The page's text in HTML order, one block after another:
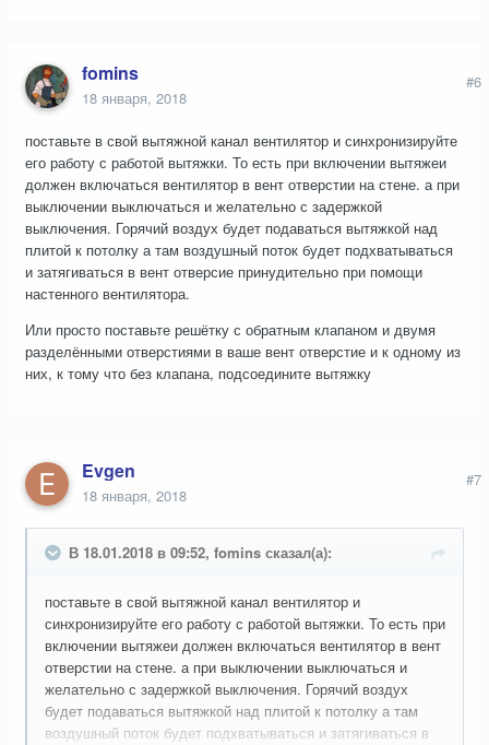
fomins
18 января, 2018
#6
поставьте в свой вытяжной канал вентилятор и синхронизируйте
его работу с работой вытяжки. То есть при включении вытяжеи
должен включаться вентилятор в вент отверстии на стене. а при
выключении выключаться и желательно с задержкой
выключения. Горячий воздух будет подаваться вытяжкой над
плитой к потолку а там воздушный поток будет подхватываться
и затягиваться в вент отверсие принудительно при помощи
настенного вентилятора.
Или просто поставьте решётку с обратным клапаном и двумя
разделёнными отверстиями в ваше вент отверстие и к одному из
них, к тому что без клапана, подсоедините вытяжку
Evgen
18 января, 2018
#7
В 18.01.2018 в 09:52, fomins сказал(а):
поставьте в свой вытяжной канал вентилятор и
синхронизируйте его работу с работой вытяжки. То есть при
включении вытяжеи должен включаться вентилятор в вент
отверстии на стене. а при выключении выключаться и
желательно с задержкой выключения. Горячий воздух
будет подаваться вытяжкой над плитой к потолку а там
воздушный поток будет подхватываться и затягиваться в